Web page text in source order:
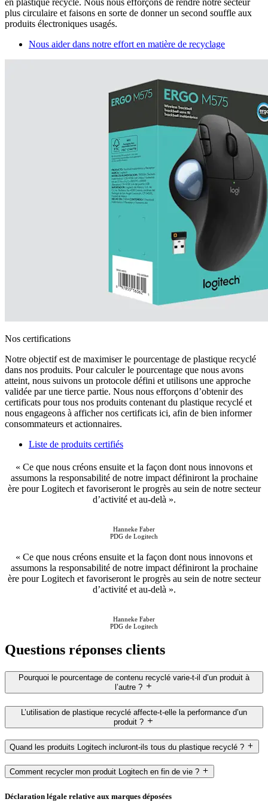
en plastique recyclé. Nous nous efforçons de rendre notre secteur
plus circulaire et faisons en sorte de donner un second souffle aux
produits électroniques usagés.
Nous aider dans notre effort en matière de recyclage
Nos certifications
Notre objectif est de maximiser le pourcentage de plastique recyclé
dans nos produits. Pour calculer le pourcentage que nous avons
atteint, nous suivons un protocole défini et utilisons une approche
validée par une tierce partie. Nous nous efforçons d’obtenir des
certificats pour tous nos produits contenant du plastique recyclé et
nous engageons à afficher nos certificats ici, afin de bien informer
consommateurs et actionnaires.
Liste de produits certifiés
« Ce que nous créons ensuite et la façon dont nous innovons et
assumons la responsabilité de notre impact définiront la prochaine
ère pour Logitech et favoriseront le progrès au sein de notre secteur
d’activité et au-delà ».
Hanneke Faber
PDG de Logitech
« Ce que nous créons ensuite et la façon dont nous innovons et
assumons la responsabilité de notre impact définiront la prochaine
ère pour Logitech et favoriseront le progrès au sein de notre secteur
d’activité et au-delà ».
Hanneke Faber
PDG de Logitech
Questions réponses clients
Pourquoi le pourcentage de contenu recyclé varie-t-il d’un produit à
l’autre ?
L’utilisation de plastique recyclé affecte-t-elle la performance d’un
produit ?
Quand les produits Logitech incluront-ils tous du plastique recyclé ?
Comment recycler mon produit Logitech en fin de vie ?
Déclaration légale relative aux marques déposées